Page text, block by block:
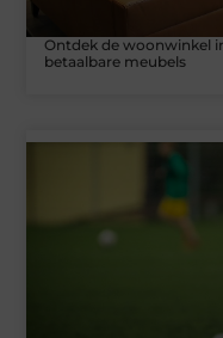
Ontdek de woonwinkel
betaalbare meubels